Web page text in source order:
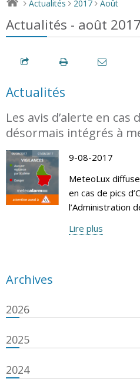
> Actualités > 2017 > Août
Actualités - août 2017
Actualités
Les avis d’alerte en cas
désormais intégrés à
9-08-2017
MeteoLux
en cas de pics
l’Administration
Lire plus
Archives
2026
2025
2024